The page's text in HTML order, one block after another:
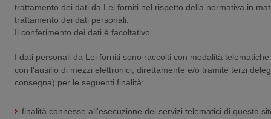
trattamento dei dati da Lei forniti nel rispetto della normativa in
trattamento dei dati personali.
Il conferimento dei dati è facoltativo.
I dati personali da Lei forniti sono raccolti con modalità
con l'ausilio di mezzi elettronici, direttamente e/o tramite terzi
consegna) per le seguenti finalità:
finalità connesse all'esecuzione dei servizi telematici di questo